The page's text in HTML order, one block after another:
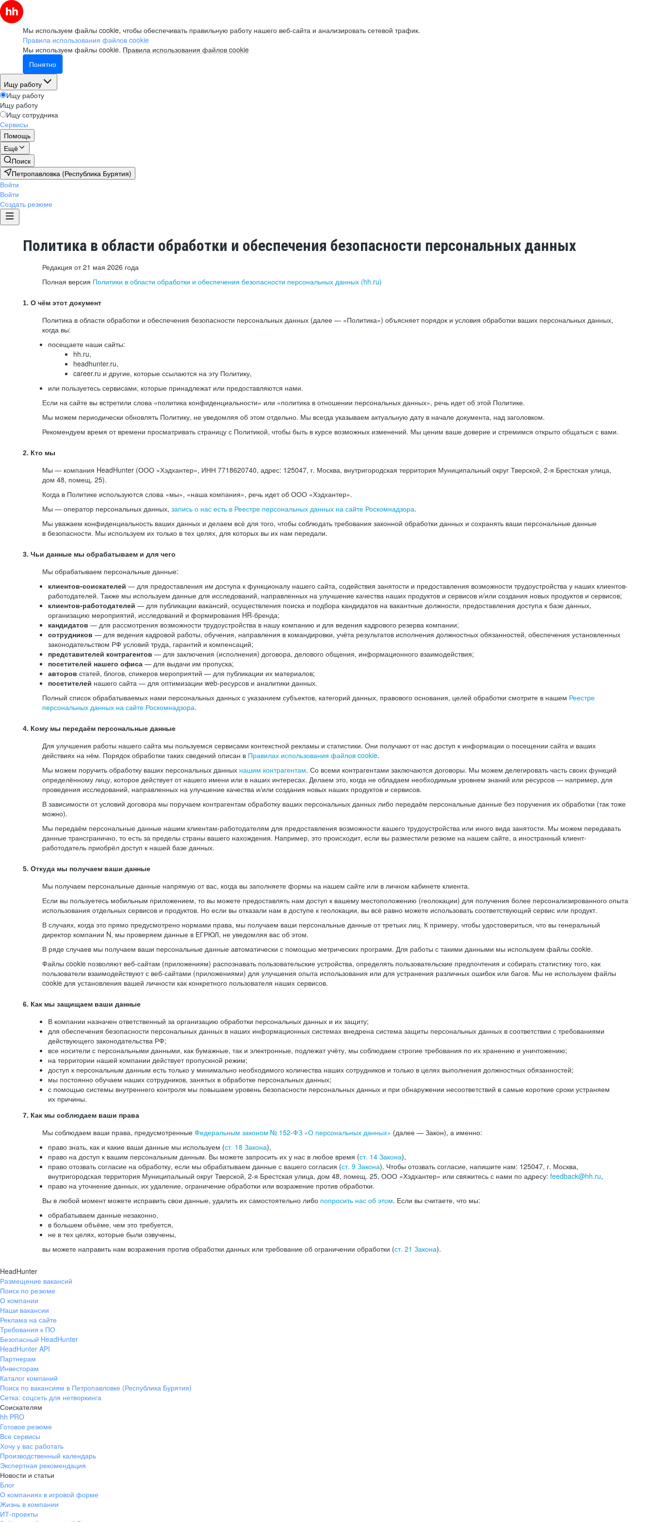
Мы используем файлы cookie, чтобы обеспечивать правильную работу нашего веб-сайта и анализировать сетевой трафик.
Правила использования файлов cookie
Мы используем файлы cookie. Правила использования файлов cookie
Понятно
Ищу работу
Ищу работу
Ищу работу
Ищу сотрудника
Сервисы
Помощь
Ещё
Поиск
Петропавловка (Республика Бурятия)
Войти
Войти
Создать резюме
Политика в области обработки и обеспечения безопасности персональных данных
Редакция от 21 мая 2026 года
Полная версия Политики в области обработки и обеспечения безопасности персональных данных (hh.ru)
1. О чём этот документ
Политика в области обработки и обеспечения безопасности персональных данных (далее — «Политика») объясняет порядок и условия обработки ваших персональных данных,
когда вы:
посещаете наши сайты:
hh.ru,
headhunter.ru,
career.ru и другие, которые ссылаются на эту Политику,
или пользуетесь сервисами, которые принадлежат или предоставляются нами.
Если на сайте вы встретили слова «политика конфиденциальности» или «политика в отношении персональных данных», речь идет об этой Политике.
Мы можем периодически обновлять Политику, не уведомляя об этом отдельно. Мы всегда указываем актуальную дату в начале документа, над заголовком.
Рекомендуем время от времени просматривать страницу с Политикой, чтобы быть в курсе возможных изменений. Мы ценим ваше доверие и стремимся открыто общаться с вами.
2. Кто мы
Мы — компания HeadHunter (ООО «Хэдхантер», ИНН 7718620740, адрес: 125047, г. Москва, внутригородская территория Муниципальный округ Тверской, 2-я Брестская улица,
дом 48, помещ. 25).
Когда в Политике используются слова «мы», «наша компания», речь идет об ООО «Хэдхантер».
Мы — оператор персональных данных, запись о нас есть в Реестре персональных данных на сайте Роскомнадзора.
Мы уважаем конфиденциальность ваших данных и делаем всё для того, чтобы соблюдать требования законной обработки данных и сохранять ваши персональные данные
в безопасности. Мы используем их только в тех целях, для которых вы их нам передали.
3. Чьи данные мы обрабатываем и для чего
Мы обрабатываем персональные данные:
клиентов-соискателей — для предоставления им доступа к функционалу нашего сайта, содействия занятости и предоставления возможности трудоустройства у наших клиентов-
работодателей. Также мы используем данные для исследований, направленных на улучшение качества наших продуктов и сервисов и/или создания новых продуктов и сервисов;
клиентов-работодателей — для публикации вакансий, осуществления поиска и подбора кандидатов на вакантные должности, предоставления доступа к базе данных,
организацию мероприятий, исследований и формирования HR-бренда;
кандидатов — для рассмотрения возможности трудоустройства в нашу компанию и для ведения кадрового резерва компании;
сотрудников — для ведения кадровой работы, обучения, направления в командировки, учёта результатов исполнения должностных обязанностей, обеспечения установленных
законодательством РФ условий труда, гарантий и компенсаций;
представителей контрагентов — для заключения (исполнения) договора, делового общения, информационного взаимодействия;
посетителей нашего офиса — для выдачи им пропуска;
авторов статей, блогов, спикеров мероприятий — для публикации их материалов;
посетителей нашего сайта — для оптимизации web-ресурсов и аналитики данных.
Полный список обрабатываемых нами персональных данных с указанием субъектов, категорий данных, правового основания, целей обработки смотрите в нашем Реестре
персональных данных на сайте Роскомнадзора.
4. Кому мы передаём персональные данные
Для улучшения работы нашего сайта мы пользуемся сервисами контекстной рекламы и статистики. Они получают от нас доступ к информации о посещении сайта и ваших
действиях на нём. Порядок обработки таких сведений описан в Правилах использования файлов cookie.
Мы можем поручить обработку ваших персональных данных нашим контрагентам. Со всеми контрагентами заключаются договоры. Мы можем делегировать часть своих функций
определённому лицу, которое действует от нашего имени или в наших интересах. Делаем это, когда не обладаем необходимым уровнем знаний или ресурсов — например, для
проведения исследований, направленных на улучшение качества и/или создания новых наших продуктов и сервисов.
В зависимости от условий договора мы поручаем контрагентам обработку ваших персональных данных либо передаём персональные данные без поручения их обработки (так тоже
можно).
Мы передаём персональные данные нашим клиентам-работодателям для предоставления возможности вашего трудоустройства или иного вида занятости. Мы можем передавать
данные трансгранично, то есть за пределы страны вашего нахождения. Например, это происходит, если вы разместили резюме на нашем сайте, а иностранный клиент-
работодатель приобрёл доступ к нашей базе данных.
5. Откуда мы получаем ваши данные
Мы получаем персональные данные напрямую от вас, когда вы заполняете формы на нашем сайте или в личном кабинете клиента.
Если вы пользуетесь мобильным приложением, то вы можете предоставлять нам доступ к вашему местоположению (геолокации) для получения более персонализированного опыта
использования отдельных сервисов и продуктов. Но если вы отказали нам в доступе к геолокации, вы всё равно можете использовать соответствующий сервис или продукт.
В случаях, когда это прямо предусмотрено нормами права, мы получаем ваши персональные данные от третьих лиц. К примеру, чтобы удостовериться, что вы генеральный
директор компании N, мы проверяем данные в ЕГРЮЛ, не уведомляя вас об этом.
В ряде случаев мы получаем ваши персональные данные автоматически с помощью метрических программ. Для работы с такими данными мы используем файлы cookie.
Файлы cookie позволяют веб-сайтам (приложениям) распознавать пользовательские устройства, определять пользовательские предпочтения и собирать статистику того, как
пользователи взаимодействуют с веб-сайтами (приложениями) для улучшения опыта использования или для устранения различных ошибок или багов. Мы не используем файлы
cookie для установления вашей личности как конкретного пользователя наших сервисов.
6. Как мы защищаем ваши данные
В компании назначен ответственный за организацию обработки персональных данных и их защиту;
для обеспечения безопасности персональных данных в наших информационных системах внедрена система защиты персональных данных в соответствии с требованиями
действующего законодательства РФ;
все носители с персональными данными, как бумажные, так и электронные, подлежат учёту, мы соблюдаем строгие требования по их хранению и уничтожению;
на территории нашей компании действует пропускной режим;
доступ к персональным данным есть только у минимально необходимого количества наших сотрудников и только в целях выполнения должностных обязанностей;
мы постоянно обучаем наших сотрудников, занятых в обработке персональных данных;
с помощью системы внутреннего контроля мы повышаем уровень безопасности персональных данных и при обнаружении несоответствий в самые короткие сроки устраняем
их причины.
7. Как мы соблюдаем ваши права
Мы соблюдаем ваши права, предусмотренные Федеральным законом № 152-ФЗ «О персональных данных» (далее — Закон), а именно:
право знать, как и какие ваши данные мы используем (ст. 18 Закона),
право на доступ к вашим персональным данным. Вы можете запросить их у нас в любое время (ст. 14 Закона),
право отозвать согласие на обработку, если мы обрабатываем данные с вашего согласия (ст. 9 Закона). Чтобы отозвать согласие, напишите нам: 125047, г. Москва,
внутригородская территория Муниципальный округ Тверской, 2-я Брестская улица, дом 48, помещ. 25, ООО «Хэдхантер» или свяжитесь с нами по адресу: feedback@hh.ru,
право на уточнение данных, их удаление, ограничение обработки или возражение против обработки.
Вы в любой момент можете исправить свои данные, удалить их самостоятельно либо попросить нас об этом. Если вы считаете, что мы:
обрабатываем данные незаконно,
в большем объёме, чем это требуется,
не в тех целях, которые были озвучены,
вы можете направить нам возражения против обработки данных или требование об ограничении обработки (ст. 21 Закона).
HeadHunter
Размещение вакансий
Поиск по резюме
О компании
Наши вакансии
Реклама на сайте
Требования к ПО
Безопасный HeadHunter
HeadHunter API
Партнерам
Инвесторам
Каталог компаний
Поиск по вакансиям в Петропавловке (Республика Бурятия)
Сетка: соцсеть для нетворкинга
Соискателям
hh PRO
Готовое резюме
Все сервисы
Хочу у вас работать
Производственный календарь
Экспертная рекомендация
Новости и статьи
Блог
О компаниях в игровой форме
Жизнь в компании
ИТ-проекты